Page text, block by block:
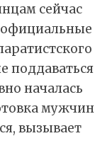
сейчас
официальные
поддаваться
началась
мужчин
вызывает